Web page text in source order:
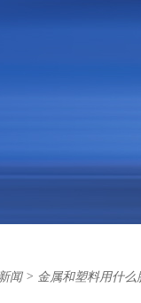
闻 > 金属和塑料用什